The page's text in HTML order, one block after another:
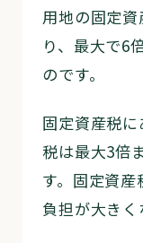
用地の固定
り、最大で6
のです。
固定資産税
税は最大3倍
す。固定資
負担が大きく